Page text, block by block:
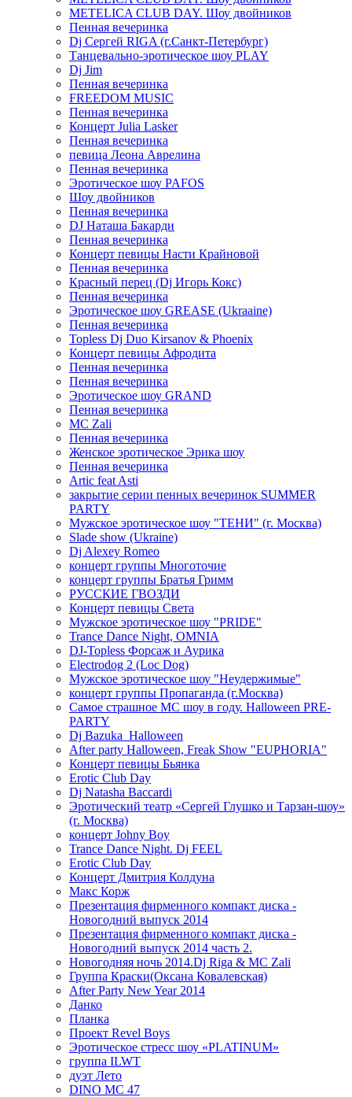
METELICA CLUB DAY. Шоу двойников
Пенная вечеринка
Dj Сергей RIGA (г.Санкт-Петербург)
Танцевально-эротическое шоу PLAY
Dj Jim
Пенная вечеринка
FREEDOM MUSIC
Пенная вечеринка
Концерт Julia Lasker
Пенная вечеринка
певица Леона Аврелина
Пенная вечеринка
Эротическое шоу PAFOS
Шоу двойников
Пенная вечеринка
DJ Наташа Бакарди
Пенная вечеринка
Концерт певицы Насти Крайновой
Пенная вечеринка
Красный перец (Dj Игорь Кокс)
Пенная вечеринка
Эротическое шоу GREASE (Ukraaine)
Пенная вечеринка
Topless Dj Duo Kirsanov & Phoenix
Концерт певицы Афродита
Пенная вечеринка
Пенная вечеринка
Эротическое шоу GRAND
Пенная вечеринка
MC Zali
Пенная вечеринка
Женское эротическое Эрика шоу
Пенная вечеринка
Artic feat Asti
закрытие серии пенных вечеринок SUMMER
PARTY
Мужское эротическое шоу "ТЕНИ" (г. Москва)
Slade show (Ukraine)
Dj Alexey Romeo
концерт группы Многоточие
концерт группы Братья Гримм
РУССКИЕ ГВОЗДИ
Концерт певицы Света
Мужское эротическое шоу "PRIDE"
Trance Dance Night, OMNIA
DJ-Topless Форсаж и Аурика
Electrodog 2 (Loc Dog)
Мужское эротическое шоу "Неудержимые"
концерт группы Пропаганда (г.Москва)
Самое страшное МС шоу в году. Halloween PRE-
PARTY
Dj Bazuka_Halloween
After party Halloween, Freak Show "EUPHORIA"
Концерт певицы Бьянка
Erotic Club Day
Dj Natasha Baccardi
Эротический театр «Сергей Глушко и Тарзан-шоу»
(г. Москва)
концерт Johny Boy
Trance Dance Night. Dj FEEL
Erotic Club Day
Концерт Дмитрия Колдуна
Макс Корж
Презентация фирменного компакт диска -
Новогодний выпуск 2014
Презентация фирменного компакт диска -
Новогодний выпуск 2014 часть 2.
Новогодняя ночь 2014.Dj Riga & MC Zali
Группа Краски(Оксана Ковалевская)
After Party New Year 2014
Данко
Планка
Проект Revel Boys
Эротическое стресс шоу «PLATINUM»
группа ILWT
дуэт Лето
DINO MC 47